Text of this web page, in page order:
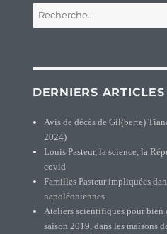
Recherche
pour :
DERNIERS ARTICLES
Avis de décès de Gil(berte)
2024)
Louis Pasteur, la science, la
covid
Familles Pasteur impliquées
napoléoniennes
Ateliers scientifiques pour bien
saison 2019, dans les maisons